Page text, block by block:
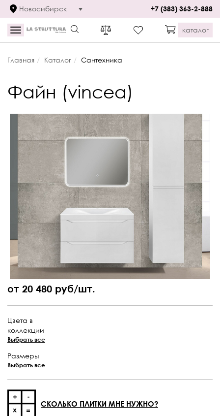
Новосибирск +7 (383) 363-2-888
Toggle
navigation
каталог
Главная Каталог Сантехника
Файн (vincea)
от 20 480 руб/шт.
Цвета в
коллекции
Выбрать все
Размеры
Выбрать все
СКОЛЬКО ПЛИТКИ МНЕ НУЖНО?